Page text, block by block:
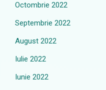
Octombrie 2022
Septembrie 2022
August 2022
Iulie 2022
Iunie 2022